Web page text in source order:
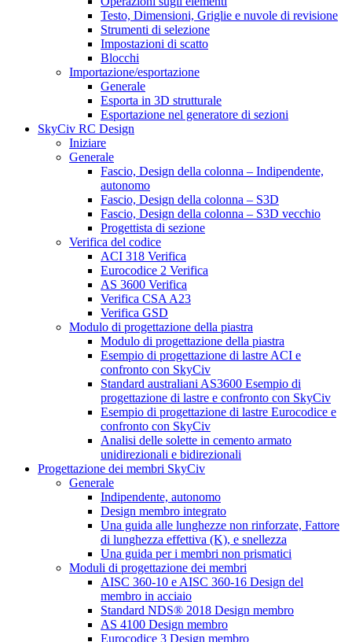
Testo, Dimensioni, Griglie e nuvole di revisione
Strumenti di selezione
Impostazioni di scatto
Blocchi
Importazione/esportazione
Generale
Esporta in 3D strutturale
Esportazione nel generatore di sezioni
SkyCiv RC Design
Iniziare
Generale
Fascio, Design della colonna – Indipendente,
autonomo
Fascio, Design della colonna – S3D
Fascio, Design della colonna – S3D vecchio
Progettista di sezione
Verifica del codice
ACI 318 Verifica
Eurocodice 2 Verifica
AS 3600 Verifica
Verifica CSA A23
Verifica GSD
Modulo di progettazione della piastra
Modulo di progettazione della piastra
Esempio di progettazione di lastre ACI e
confronto con SkyCiv
Standard australiani AS3600 Esempio di
progettazione di lastre e confronto con SkyCiv
Esempio di progettazione di lastre Eurocodice e
confronto con SkyCiv
Analisi delle solette in cemento armato
unidirezionali e bidirezionali
Progettazione dei membri SkyCiv
Generale
Indipendente, autonomo
Design membro integrato
Una guida alle lunghezze non rinforzate, Fattore
di lunghezza effettiva (K), e snellezza
Una guida per i membri non prismatici
Moduli di progettazione dei membri
AISC 360-10 e AISC 360-16 Design del
membro in acciaio
Standard NDS® 2018 Design membro
AS 4100 Design membro
Eurocodice 3 Design membro